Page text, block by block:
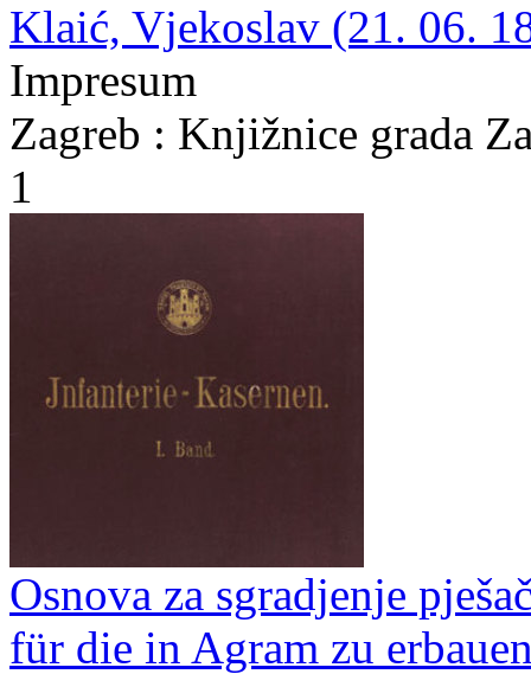
Klaić, Vjekoslav (21. 06.
Impresum
Zagreb : Knjižnice grada
1
Osnova za sgradjenje
für die in Agram zu